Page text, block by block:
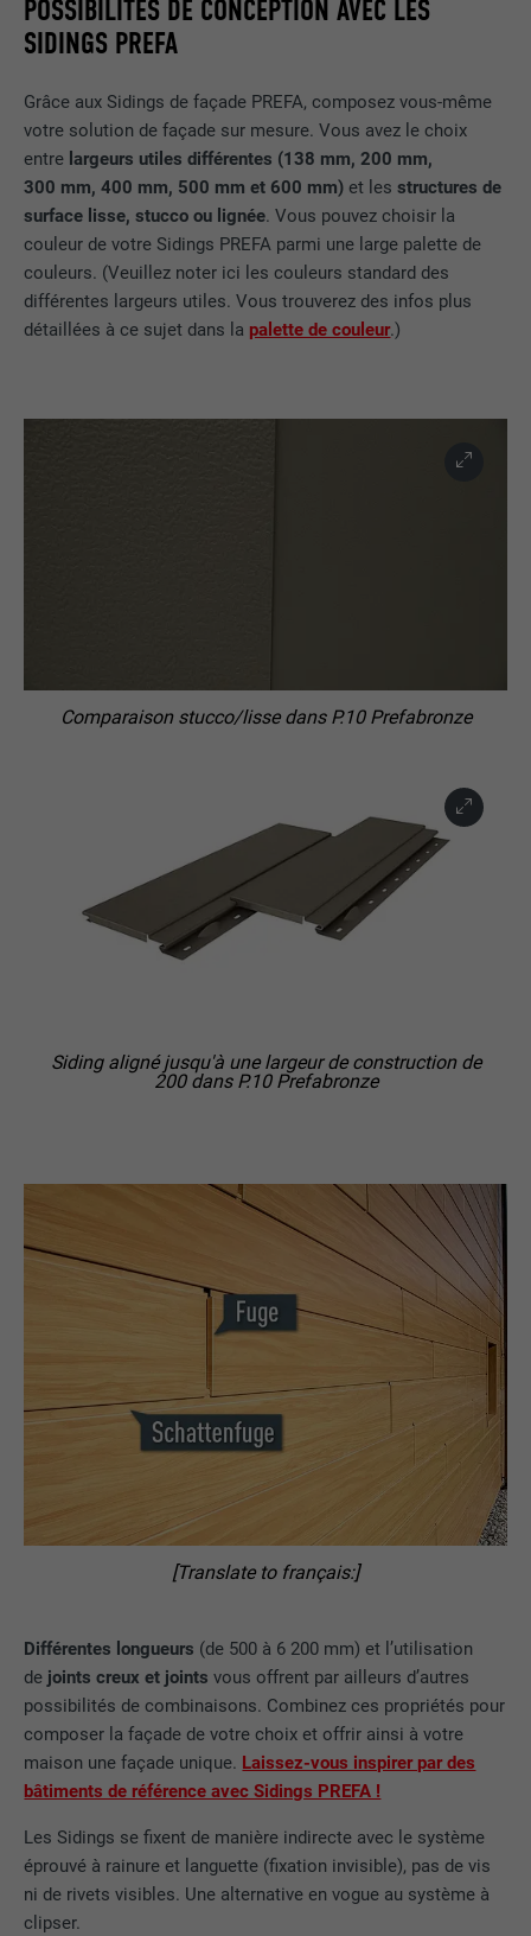
POSSIBILITÉS DE CONCEPTION AVEC LES
SIDINGS PREFA
Grâce aux Sidings de façade PREFA, composez vous-même
votre solution de façade sur mesure. Vous avez le choix
entre largeurs utiles différentes (138 mm, 200 mm,
300 mm, 400 mm, 500 mm et 600 mm) et lesstructures de
surface lisse, stucco ou lignée. Vous pouvez choisir la
couleur de votre Sidings PREFA parmi une large palette de
couleurs. (Veuillez noter ici les couleurs standard des
différentes largeurs utiles. Vous trouverez des infos plus
détaillées à ce sujet dans la palette de couleur.)
Comparaison stucco/lisse dans P.10 Prefabronze
Siding aligné jusqu'à une largeur de construction de
200 dans P.10 Prefabronze
Différentes longueurs (de 500 à 6 200 mm) et l’utilisation
de joints creux et joints vous offrent par ailleurs d’autres
possibilités de combinaisons. Combinez ces propriétés pour
composer la façade de votre choix et offrir ainsi à votre
maison une façade unique. Laissez-vous inspirer par des
bâtiments de référence avec Sidings PREFA !
Les Sidings se fixent de manière indirecte avec le système
éprouvé à rainure et languette (fixation invisible), pas de vis
ni de rivets visibles. Une alternative en vogue au système à
clipser.
[Translate to français:]